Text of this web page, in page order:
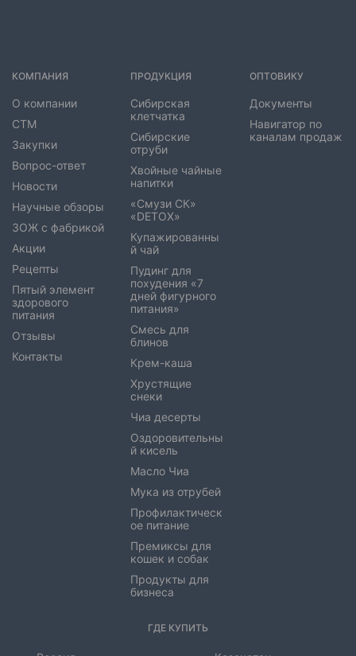
КОМПАНИЯ
О компании
СТМ
Закупки
Вопрос-ответ
Новости
Научные обзоры
ЗОЖ с фабрикой
Акции
Рецепты
Пятый элемент
здорового
питания
Отзывы
Контакты
ПРОДУКЦИЯ
Сибирская
клетчатка
Сибирские
отруби
Хвойные чайные
напитки
«Смузи СК»
«DETOX»
Купажированны
й чай
Пудинг для
похудения «7
дней фигурного
питания»
Смесь для
блинов
Крем-каша
Хрустящие
снеки
Чиа десерты
Оздоровительны
й кисель
Масло Чиа
Мука из отрубей
Профилактическ
ое питание
Премиксы для
кошек и собак
Продукты для
бизнеса
ОПТОВИКУ
Документы
Навигатор по
каналам продаж
ГДЕ КУПИТЬ